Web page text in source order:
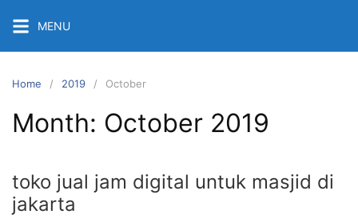
content
MENU
Home 2019 October
Month: October 2019
toko jual jam digital untuk masjid di
jakarta